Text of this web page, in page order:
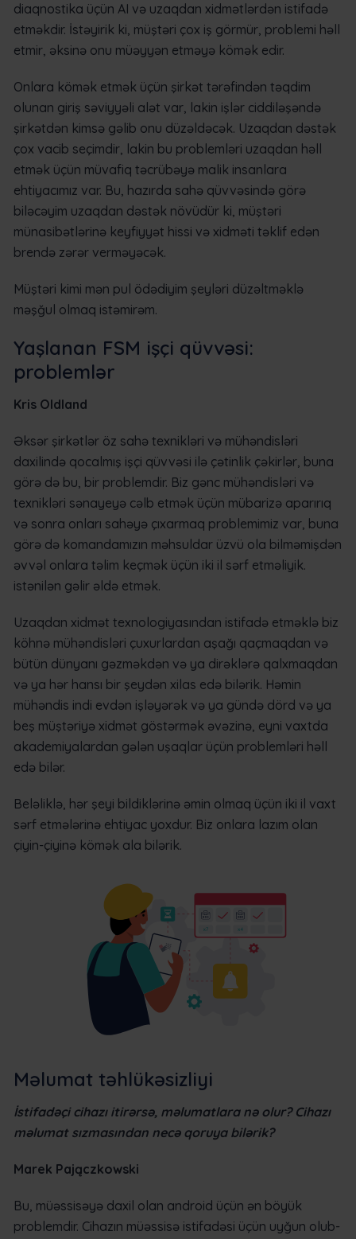
diaqnostika üçün AI və uzaqdan xidmətlərdən istifadə
etməkdir. İstəyirik ki, müştəri çox iş görmür, problemi həll
etmir, əksinə onu müəyyən etməyə kömək edir.
Onlara kömək etmək üçün şirkət tərəfindən təqdim
olunan giriş səviyyəli alət var, lakin işlər ciddiləşəndə ​​
şirkətdən kimsə gəlib onu düzəldəcək. Uzaqdan dəstək
çox vacib seçimdir, lakin bu problemləri uzaqdan həll
etmək üçün müvafiq təcrübəyə malik insanlara
ehtiyacımız var. Bu, hazırda sahə qüvvəsində görə
biləcəyim uzaqdan dəstək növüdür ki, müştəri
münasibətlərinə keyfiyyət hissi və xidməti təklif edən
brendə zərər verməyəcək.
Müştəri kimi mən pul ödədiyim şeyləri düzəltməklə
məşğul olmaq istəmirəm.
Yaşlanan FSM işçi qüvvəsi:
problemlər
Kris Oldland
Əksər şirkətlər öz sahə texnikləri və mühəndisləri
daxilində qocalmış işçi qüvvəsi ilə çətinlik çəkirlər, buna
görə də bu, bir problemdir. Biz gənc mühəndisləri və
texnikləri sənayeyə cəlb etmək üçün mübarizə aparırıq
və sonra onları sahəyə çıxarmaq problemimiz var, buna
görə də komandamızın məhsuldar üzvü ola bilməmişdən
əvvəl onlara təlim keçmək üçün iki il sərf etməliyik.
istənilən gəlir əldə etmək.
Uzaqdan xidmət texnologiyasından istifadə etməklə biz
köhnə mühəndisləri çuxurlardan aşağı qaçmaqdan və
bütün dünyanı gəzməkdən və ya dirəklərə qalxmaqdan
və ya hər hansı bir şeydən xilas edə bilərik. Həmin
mühəndis indi evdən işləyərək və ya gündə dörd və ya
beş müştəriyə xidmət göstərmək əvəzinə, eyni vaxtda
akademiyalardan gələn uşaqlar üçün problemləri həll
edə bilər.
Beləliklə, hər şeyi bildiklərinə əmin olmaq üçün iki il vaxt
sərf etmələrinə ehtiyac yoxdur. Biz onlara lazım olan
çiyin-çiyinə kömək ala bilərik.
Məlumat təhlükəsizliyi
İstifadəçi cihazı itirərsə, məlumatlara nə olur? Cihazı
məlumat sızmasından necə qoruya bilərik?
Marek Pajączkowski
Bu, müəssisəyə daxil olan android üçün ən böyük
problemdir. Cihazın müəssisə istifadəsi üçün uyğun olub-